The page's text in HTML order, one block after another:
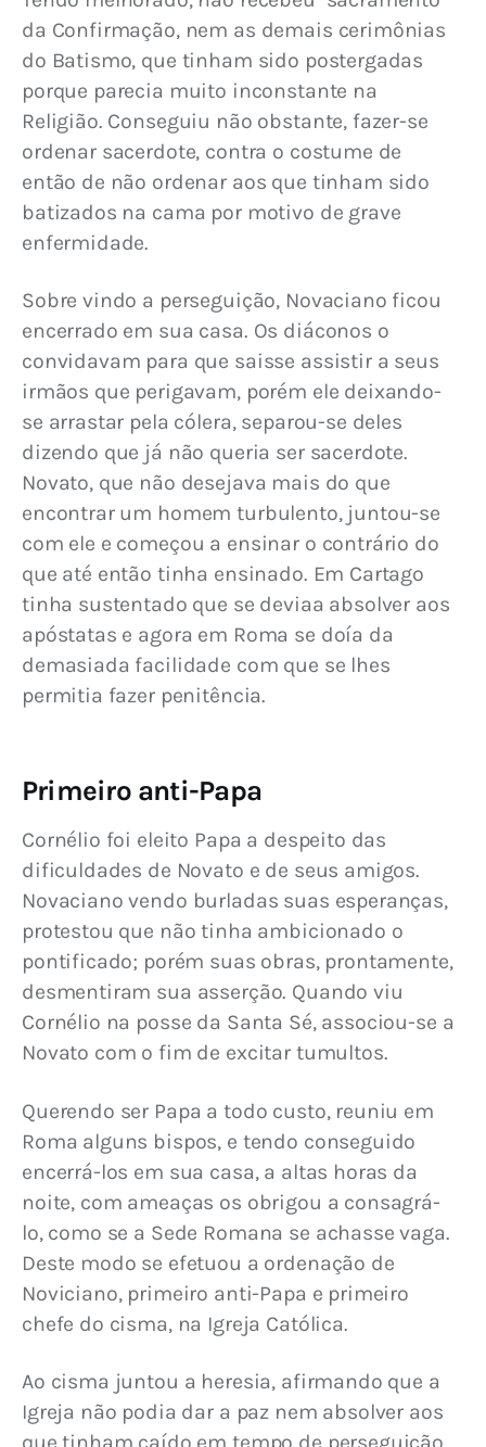
da Confirmação, nem as demais cerimônias
do Batismo, que tinham sido postergadas
porque parecia muito inconstante na
Religião. Conseguiu não obstante, fazer-se
ordenar sacerdote, contra o costume de
então de não ordenar aos que tinham sido
batizados na cama por motivo de grave
enfermidade.
Sobre vindo a perseguição, Novaciano ficou
encerrado em sua casa. Os diáconos o
convidavam para que saisse assistir a seus
irmãos que perigavam, porém ele deixando-
se arrastar pela cólera, separou-se deles
dizendo que já não queria ser sacerdote.
Novato, que não desejava mais do que
encontrar um homem turbulento, juntou-se
com ele e começou a ensinar o contrário do
que até então tinha ensinado. Em Cartago
tinha sustentado que se deviaa absolver aos
apóstatas e agora em Roma se doía da
demasiada facilidade com que se lhes
permitia fazer penitência.
Primeiro anti-Papa
Cornélio foi eleito Papa a despeito das
dificuldades de Novato e de seus amigos.
Novaciano vendo burladas suas esperanças,
protestou que não tinha ambicionado o
pontificado; porém suas obras, prontamente,
desmentiram sua asserção. Quando viu
Cornélio na posse da Santa Sé, associou-se a
Novato com o fim de excitar tumultos.
Querendo ser Papa a todo custo, reuniu em
Roma alguns bispos, e tendo conseguido
encerrá-los em sua casa, a altas horas da
noite, com ameaças os obrigou a consagrá-
lo, como se a Sede Romana se achasse vaga.
Deste modo se efetuou a ordenação de
Noviciano, primeiro anti-Papa e primeiro
chefe do cisma, na Igreja Católica.
Ao cisma juntou a heresia, afirmando que a
Igreja não podia dar a paz nem absolver aos